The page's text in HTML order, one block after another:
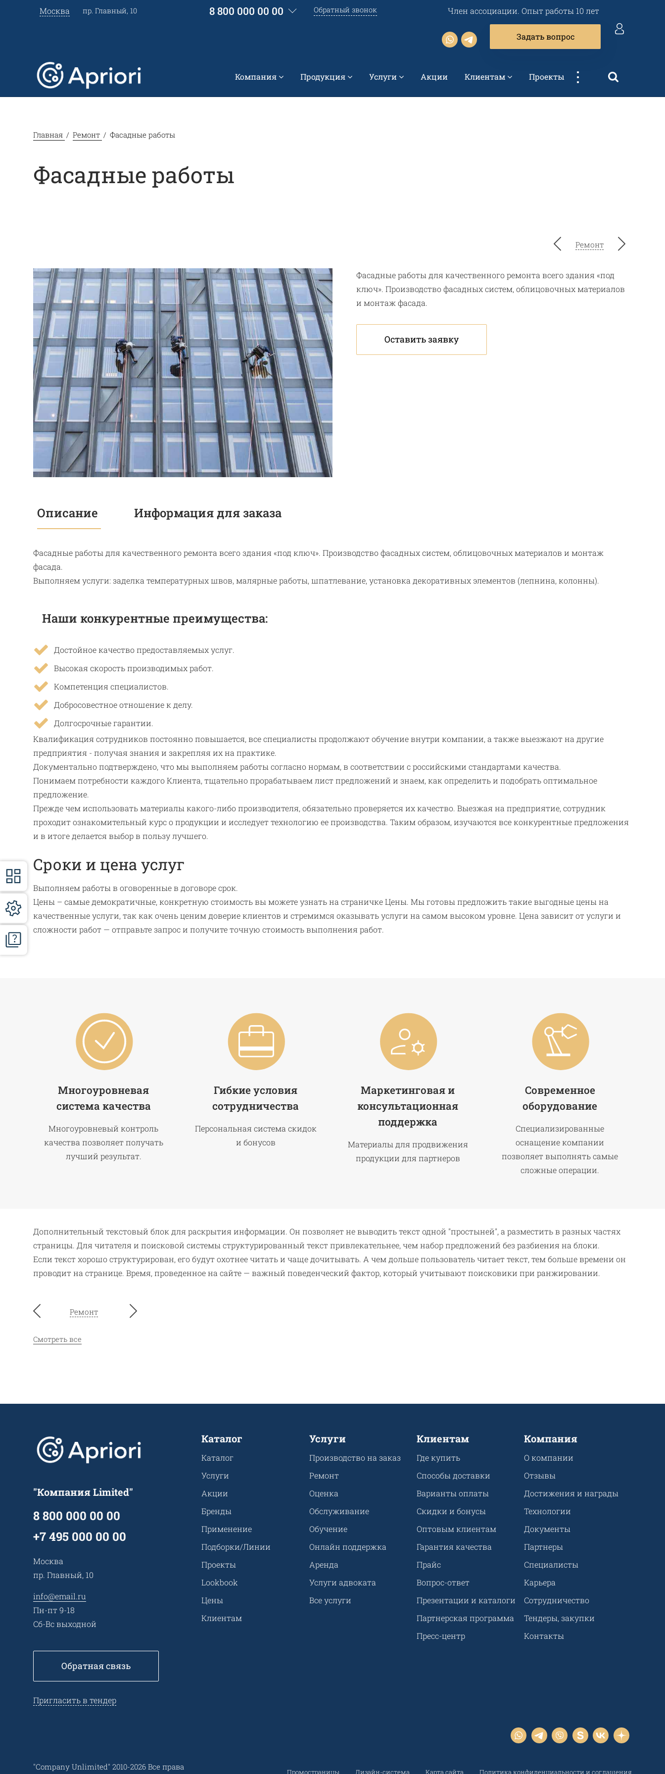
Москва пр. Главный, 10 8 800 000 00 00 Обратный звонок Член ассоциации. Опыт работы 10 лет
Задать вопрос
Компания Продукция Услуги Акции Клиентам Проекты ...
Главная Ремонт Фасадные работы
Фасадные работы
Ремонт
Фасадные работы для качественного ремонта всего здания «под
ключ». Производство фасадных систем, облицовочных материалов
и монтаж фасада.
Оставить заявку
Описание Информация для заказа
Фасадные работы для качественного ремонта всего здания «под ключ». Производство фасадных систем, облицовочных материалов и монтаж
фасада.
Выполняем услуги: заделка температурных швов, малярные работы, шпатлевание, установка декоративных элементов (лепнина, колонны).
Наши конкурентные преимущества:
Достойное качество предоставляемых услуг.
Высокая скорость производимых работ.
Компетенция специалистов.
Добросовестное отношение к делу.
Долгосрочные гарантии.
Квалификация сотрудников постоянно повышается, все специалисты продолжают обучение внутри компании, а также выезжают на другие
предприятия - получая знания и закрепляя их на практике.
Документально подтверждено, что мы выполняем работы согласно нормам, в соответствии с российскими стандартами качества.
Понимаем потребности каждого Клиента, тщательно прорабатываем лист предложений и знаем, как определить и подобрать оптимальное
предложение.
Прежде чем использовать материалы какого-либо производителя, обязательно проверяется их качество. Выезжая на предприятие, сотрудник
проходит ознакомительный курс о продукции и исследует технологию ее производства. Таким образом, изучаются все конкурентные предложения
и в итоге делается выбор в пользу лучшего.
Сроки и цена услуг
Выполняем работы в оговоренные в договоре срок.
Цены – самые демократичные, конкретную стоимость вы можете узнать на страничке Цены. Мы готовы предложить такие выгодные цены на
качественные услуги, так как очень ценим доверие клиентов и стремимся оказывать услуги на самом высоком уровне. Цена зависит от услуги и
сложности работ — отправьте запрос и получите точную стоимость выполнения работ.
Многоуровневая
система качества
Многоуровневый контроль
качества позволяет получать
лучший результат.
Гибкие условия
сотрудничества
Персональная система скидок
и бонусов
Маркетинговая и
консультационная
поддержка
Материалы для продвижения
продукции для партнеров
Современное
оборудование
Специализированные
оснащение компании
позволяет выполнять самые
сложные операции.
Дополнительный текстовый блок для раскрытия информации. Он позволяет не выводить текст одной "простыней", а разместить в разных частях
страницы. Для читателя и поисковой системы структурированный текст привлекательнее, чем набор предложений без разбиения на блоки.
Если текст хорошо структурирован, его будут охотнее читать и чаще дочитывать. А чем дольше пользователь читает текст, тем больше времени он
проводит на странице. Время, проведенное на сайте — важный поведенческий фактор, который учитывают поисковики при ранжировании.
Ремонт
Смотреть все
"Компания Limited"
8 800 000 00 00
+7 495 000 00 00
Москва
пр. Главный, 10
info@email.ru
Пн-пт 9-18
Сб-Вс выходной
Обратная связь
Пригласить в тендер
Каталог
Каталог
Услуги
Акции
Бренды
Применение
Подборки/Линии
Проекты
Lookbook
Цены
Клиентам
Услуги
Производство на заказ
Ремонт
Оценка
Обслуживание
Обучение
Онлайн поддержка
Аренда
Услуги адвоката
Все услуги
Клиентам
Где купить
Способы доставки
Варианты оплаты
Скидки и бонусы
Оптовым клиентам
Гарантия качества
Прайс
Вопрос-ответ
Презентации и каталоги
Партнерская программа
Пресс-центр
Компания
О компании
Отзывы
Достижения и награды
Технологии
Документы
Партнеры
Специалисты
Карьера
Сотрудничество
Тендеры, закупки
Контакты
"Company Unlimited" 2010-2026 Все права
Промостраницы Дизайн-система Карта сайта Политика конфиденциальности и соглашения